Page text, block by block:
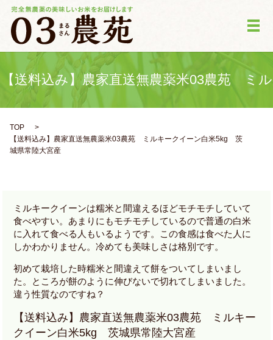
メ
【送料込み】農家直送無農薬米03農苑 ミル
キークイーン白米5kg 茨城県常陸大宮産
TOP
【送料込み】農家直送無農薬米03農苑 ミルキークイーン白米5kg 茨
城県常陸大宮産
ミルキークイーンは糯米と間違えるほどモチモチしていて
食べやすい。あまりにもモチモチしているので普通の白米
に入れて食べる人もいるようです。この食感は食べた人に
しかわかりません。冷めても美味しさは格別です。
初めて栽培した時糯米と間違えて餅をついてしまいまし
た。ところが餅のように伸びないで切れてしまいました。
違う性質なのですね？
【送料込み】農家直送無農薬米03農苑 ミルキー
クイーン白米5kg 茨城県常陸大宮産